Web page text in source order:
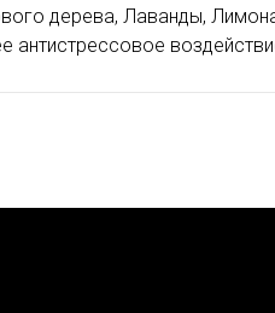
дерева, Лаванды,